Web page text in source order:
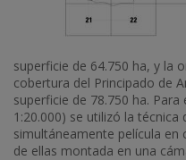
superficie de 64.750 ha, y la
cobertura del Principado de
superficie de 78.750 ha.
1:20.000) se utilizó la
simultáneamente película
de ellas montada en una